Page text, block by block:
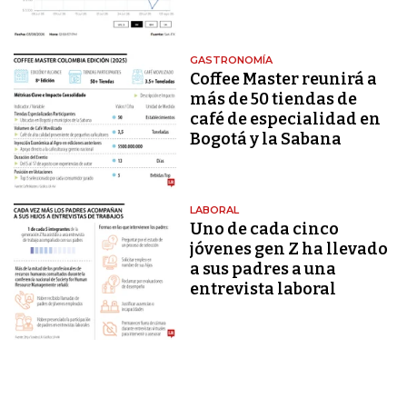
GASTRONOMÍA
Coffee Master reunirá a
más de 50 tiendas de
café de especialidad en
Bogotá y la Sabana
LABORAL
Uno de cada cinco
jóvenes gen Z ha llevado
a sus padres a una
entrevista laboral